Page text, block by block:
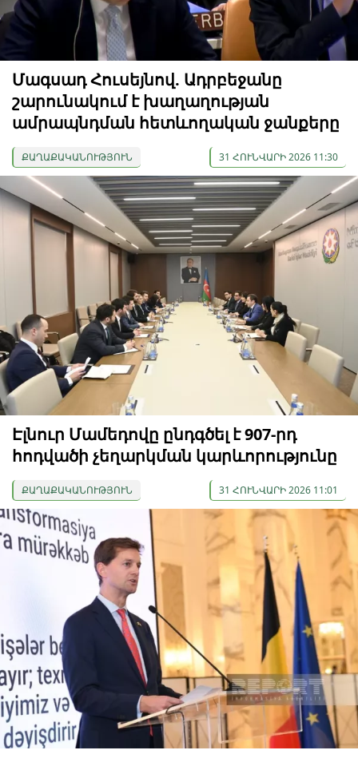
Մագսադ Հուսեյնով. Ադրբեջանը
շարունակում է խաղաղության
ամրապնդման հետևողական ջանքերը
ՔԱՂԱՔԱԿԱՆՈՒԹՅՈՒՆ 31 ՀՈՒՆՎԱՐԻ 2026 11:30
Էլնուր Մամեդովը ընդգծել է 907-րդ
հոդվածի չեղարկման կարևորությունը
ՔԱՂԱՔԱԿԱՆՈՒԹՅՈՒՆ 31 ՀՈՒՆՎԱՐԻ 2026 11:01